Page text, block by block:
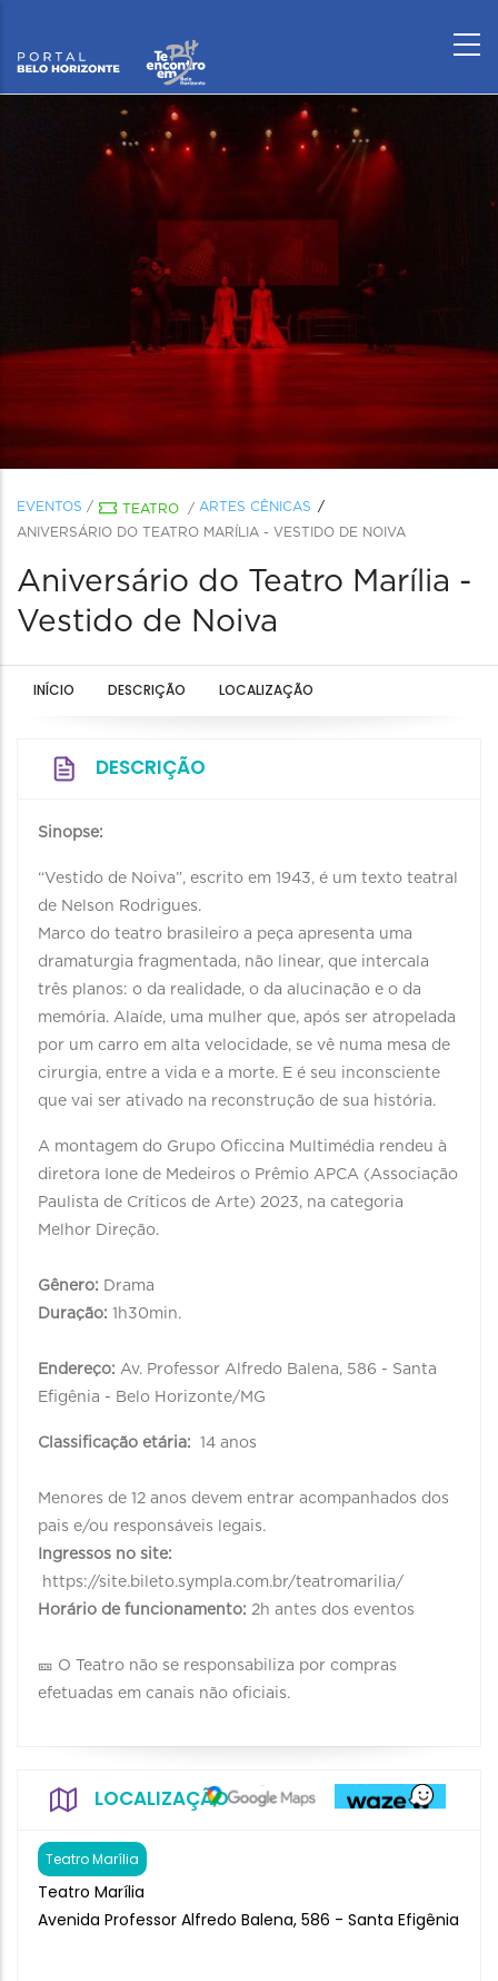
EVENTOS / TEATRO / ARTES CÊNICAS
ANIVERSÁRIO DO TEATRO MARÍLIA - VESTIDO DE NOIVA
Aniversário do Teatro Marília -
Vestido de Noiva
INÍCIO DESCRIÇÃO LOCALIZAÇÃO
DESCRIÇÃO
Sinopse:
“Vestido de Noiva”, escrito em 1943, é um texto teatral
de Nelson Rodrigues.
Marco do teatro brasileiro a peça apresenta uma
dramaturgia fragmentada, não linear, que intercala
três planos: o da realidade, o da alucinação e o da
memória. Alaíde, uma mulher que, após ser atropelada
por um carro em alta velocidade, se vê numa mesa de
cirurgia, entre a vida e a morte. E é seu inconsciente
que vai ser ativado na reconstrução de sua história.
A montagem do Grupo Oficcina Multimédia rendeu à
diretora Ione de Medeiros o Prêmio APCA (Associação
Paulista de Críticos de Arte) 2023, na categoria
Melhor Direção.
Gênero: Drama
Duração: 1h30min.
Endereço: Av. Professor Alfredo Balena, 586 - Santa
Efigênia - Belo Horizonte/MG
Classificação etária: 14 anos
Menores de 12 anos devem entrar acompanhados dos
pais e/ou responsáveis legais.
Ingressos no site:
https://site.bileto.sympla.com.br/teatromarilia/
Horário de funcionamento: 2h antes dos eventos
🎫 O Teatro não se responsabiliza por compras
efetuadas em canais não oficiais.
LOCALIZAÇÃO
Teatro Marília
Teatro Marília
Avenida Professor Alfredo Balena, 586 - Santa Efigênia